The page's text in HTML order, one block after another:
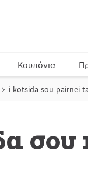
Κουπόνια
i-kotsida-sou-pairnei-
σου